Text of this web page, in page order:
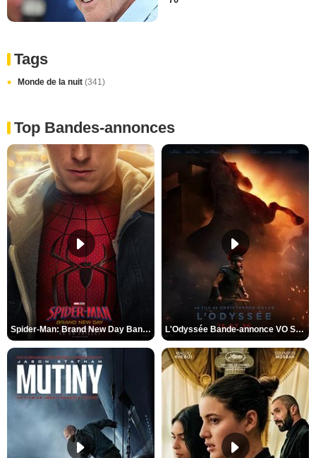
Tags
Monde de la nuit (341)
Top Bandes-annonces
Spider-Man: Brand New Day Bande-annonce VO STFR L'Odyssée Bande-annonce VO STFR